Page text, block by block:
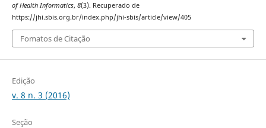
of Health Informatics, 8(3). Recuperado de
https://jhi.sbis.org.br/index.php/jhi-sbis/article/view/405
Fomatos de Citação
Edição
v. 8 n. 3 (2016)
Seção